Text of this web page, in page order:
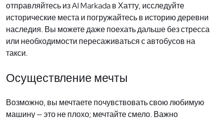
отправляйтесь из Al Markada в Хатту, исследуйте
исторические места и погружайтесь в историю деревни
наследия. Вы можете даже поехать дальше без стресса
или необходимости пересаживаться с автобусов на
такси.
Осуществление мечты
Возможно, вы мечтаете почувствовать свою любимую
машину — это не плохо; мечтайте смело. Важно